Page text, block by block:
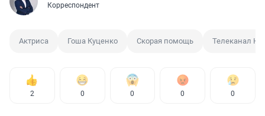
Корреспондент
Актриса Гоша Куценко Скорая помощь Телеканал
2 0 0 0 0